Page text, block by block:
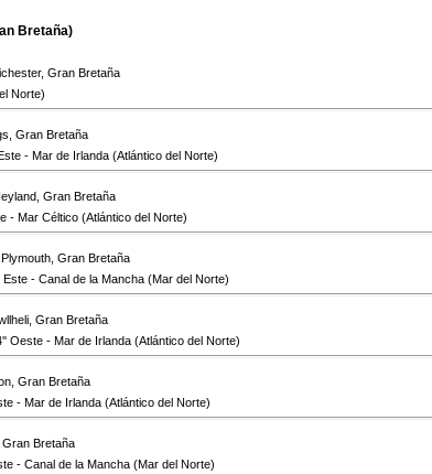
Bretaña)
Gran Bretaña
Norte)
Gran Bretaña
- Mar de Irlanda (Atlántico del Norte)
Gran Bretaña
- Mar Céltico (Atlántico del Norte)
Gran Bretaña
Este - Canal de la Mancha (Mar del Norte)
Gran Bretaña
Oeste - Mar de Irlanda (Atlántico del Norte)
Gran Bretaña
- Mar de Irlanda (Atlántico del Norte)
Bretaña
- Canal de la Mancha (Mar del Norte)